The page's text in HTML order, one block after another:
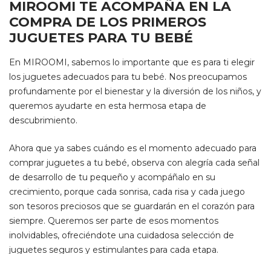
MIROOMI TE ACOMPAÑA EN LA
COMPRA DE LOS PRIMEROS
JUGUETES PARA TU BEBÉ
En MIROOMI, sabemos lo importante que es para ti elegir
los juguetes adecuados para tu bebé. Nos preocupamos
profundamente por el bienestar y la diversión de los niños, y
queremos ayudarte en esta hermosa etapa de
descubrimiento.
Ahora que ya sabes cuándo es el momento adecuado para
comprar juguetes a tu bebé, observa con alegría cada señal
de desarrollo de tu pequeño y acompáñalo en su
crecimiento, porque cada sonrisa, cada risa y cada juego
son tesoros preciosos que se guardarán en el corazón para
siempre. Queremos ser parte de esos momentos
inolvidables, ofreciéndote una cuidadosa selección de
juguetes seguros y estimulantes para cada etapa.